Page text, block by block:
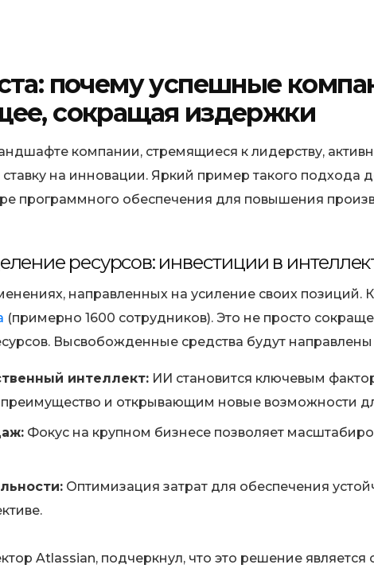
почему успешные
сокращая издержки
компании, стремящиеся к лидерству,
на инновации. Яркий пример такого подхода
программного обеспечения для повышения
ресурсов: инвестиции в
направленных на усиление своих позиций.
(примерно 1600 сотрудников). Это не просто
Высвобожденные средства будут направлены
интеллект: ИИ становится ключевым
и открывающим новые возможности
Фокус на крупном бизнесе позволяет
Оптимизация затрат для обеспечения
Atlassian, подчеркнул, что это решение является